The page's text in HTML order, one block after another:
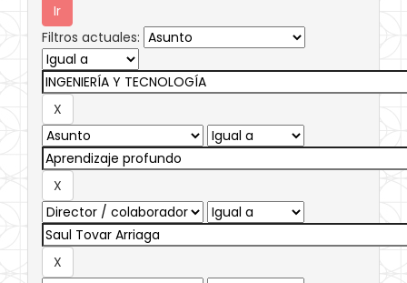
Filtros actuales: